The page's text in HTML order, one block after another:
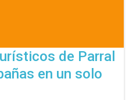
de Parral
en un solo